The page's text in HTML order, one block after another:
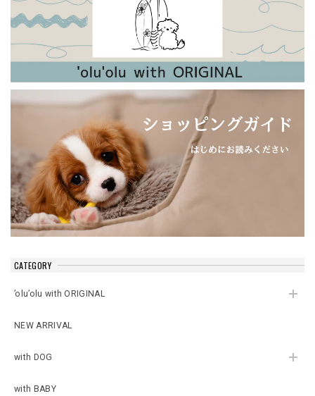
CATEGORY
’olu’olu with ORIGINAL
NEW ARRIVAL
with DOG
with BABY
2023/12/28